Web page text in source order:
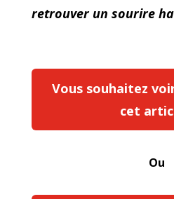
retrouver un sourire
Vous souhaitez
cet
Ou